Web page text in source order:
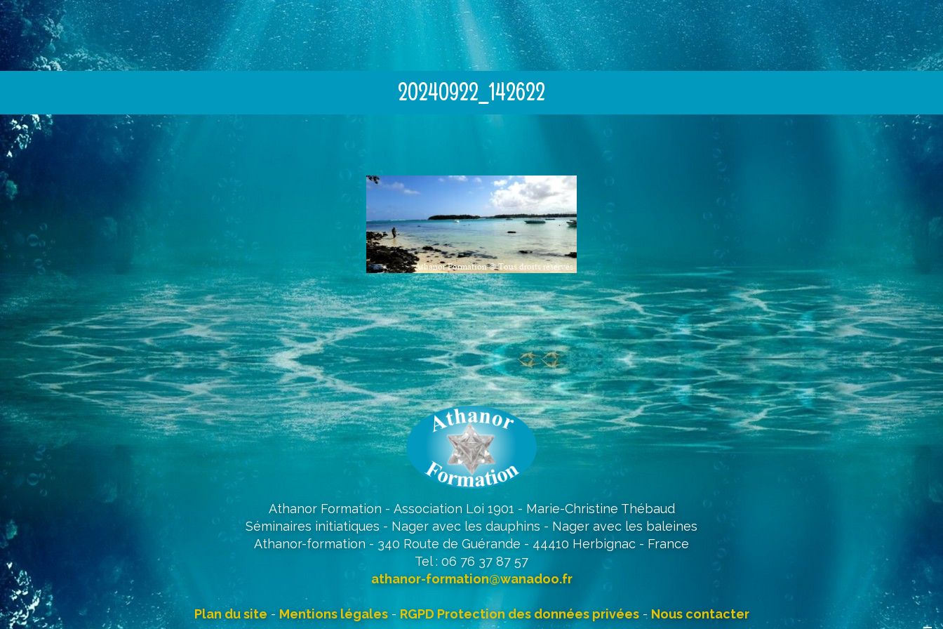
20240922_142622
Athanor Formation - Association Loi 1901 - Marie-Christine Thébaud
Séminaires initiatiques - Nager avec les dauphins - Nager avec les baleines
Athanor-formation - 340 Route de Guérande - 44410 Herbignac - France
Tel : 06 76 37 87 57
athanor-formation@wanadoo.fr
Plan du site - Mentions légales- RGPD Protection des données privées- Nous contacter